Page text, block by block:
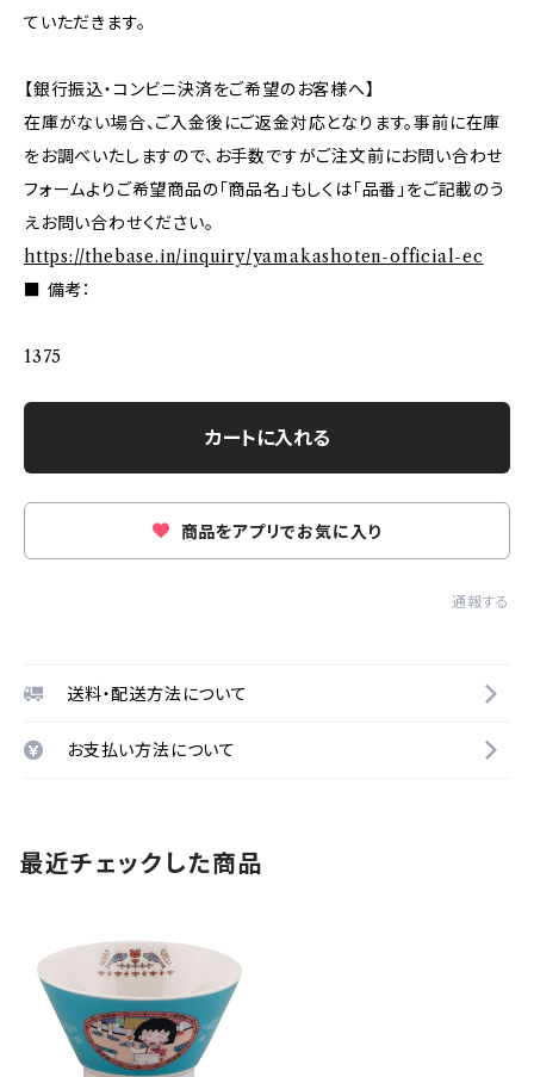
ていただきます。
【銀行振込・コンビニ決済をご希望のお客様へ】
在庫がない場合、ご入金後にご返金対応となります。事前に在庫
をお調べいたしますので、お手数ですがご注文前にお問い合わせ
フォームよりご希望商品の「商品名」もしくは「品番」をご記載のう
えお問い合わせください。
https://thebase.in/inquiry/yamakashoten-official-ec
■ 備考：
1375
カートに入れる
商品をアプリでお気に入り
通報する
送料・配送方法について
お支払い方法について
最近チェックした商品